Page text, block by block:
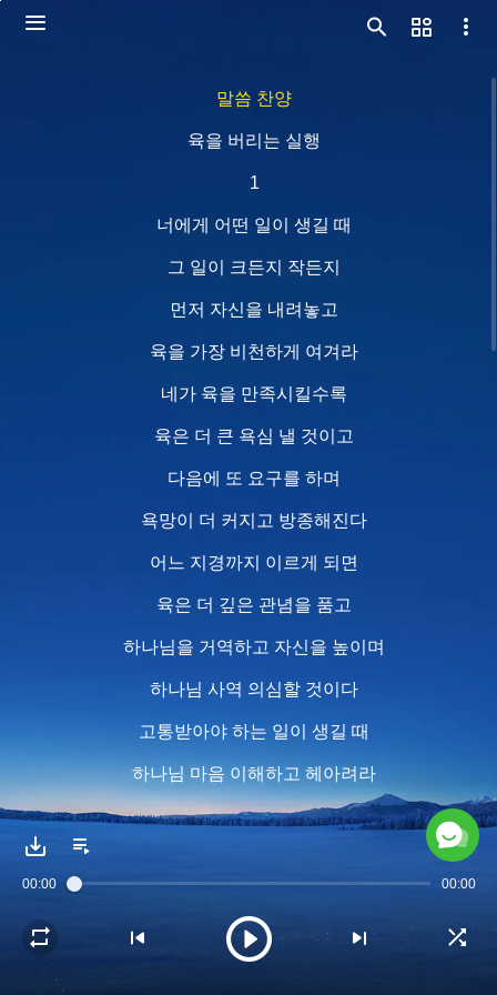
말씀 찬양
육을 버리는 실행
1
너에게 어떤 일이 생길 때
그 일이 크든지 작든지
먼저 자신을 내려놓고
육을 가장 비천하게 여겨라
네가 육을 만족시킬수록
육은 더 큰 욕심 낼 것이고
다음에 또 요구를 하며
욕망이 더 커지고 방종해진다
어느 지경까지 이르게 되면
육은 더 깊은 관념을 품고
하나님을 거역하고 자신을 높이며
하나님 사역 의심할 것이다
고통받아야 하는 일이 생길 때
하나님 마음 이해하고 헤아려라
자신을 만족시키지 말고 내려놓아라
네가 그러한 생각을 가질 때
00:00 00:00